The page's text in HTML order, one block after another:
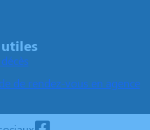
de rendez-vous en agence